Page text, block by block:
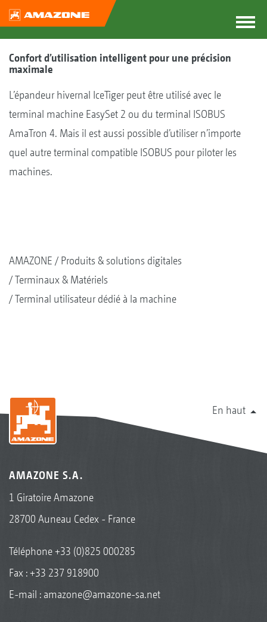
Confort d’utilisation intelligent pour une précision
maximale
L’épandeur hivernal IceTiger peut être utilisé avec le
terminal machine EasySet 2 ou du terminal ISOBUS
AmaTron 4. Mais il est aussi possible d’utiliser n’importe
quel autre terminal compatible ISOBUS pour piloter les
machines.
AMAZONE
Produits & solutions digitales
Terminaux & Matériels
Terminal utilisateur dédié à la machine
En haut
AMAZONE S.A.
1 Giratoire Amazone
28700 Auneau Cedex - France
Téléphone+33 (0)825 000285
Fax : +33 237 918900
E-mail : amazone@amazone-sa.net